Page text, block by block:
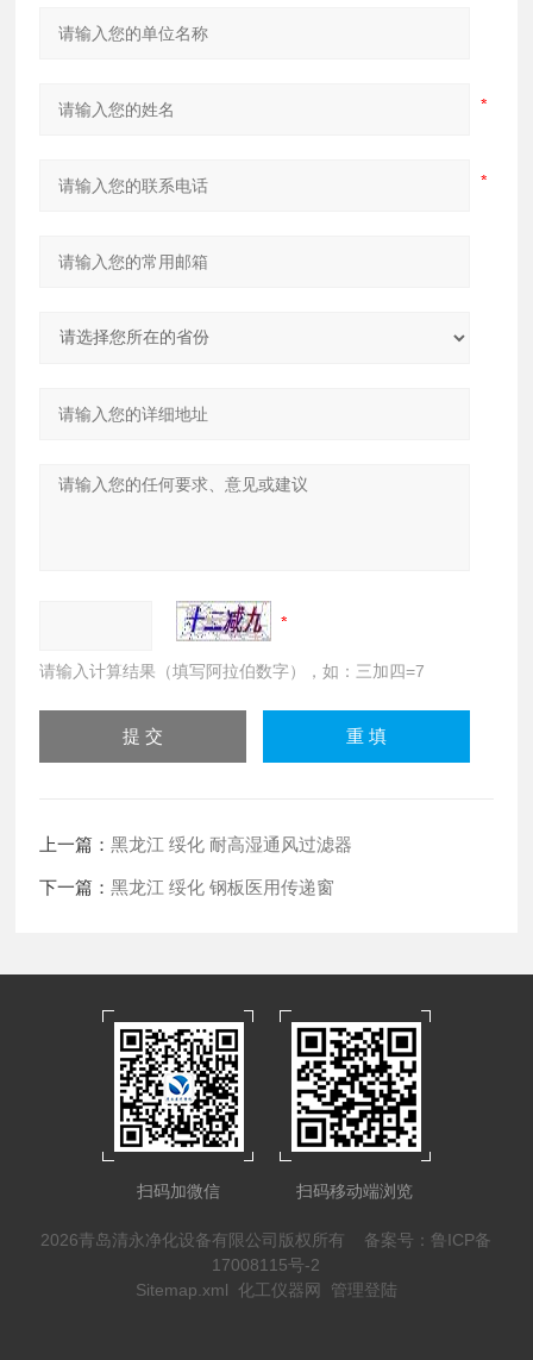
请输入计算结果（填写阿拉伯数字），如：三加四=7
上一篇：黑龙江 绥化 耐高湿通风过滤器
下一篇：黑龙江 绥化 钢板医用传递窗
扫码加微信 扫码移动端浏览
2026青岛清永净化设备有限公司版权所有 备案号：鲁ICP备
17008115号-2
Sitemap.xml 化工仪器网 管理登陆